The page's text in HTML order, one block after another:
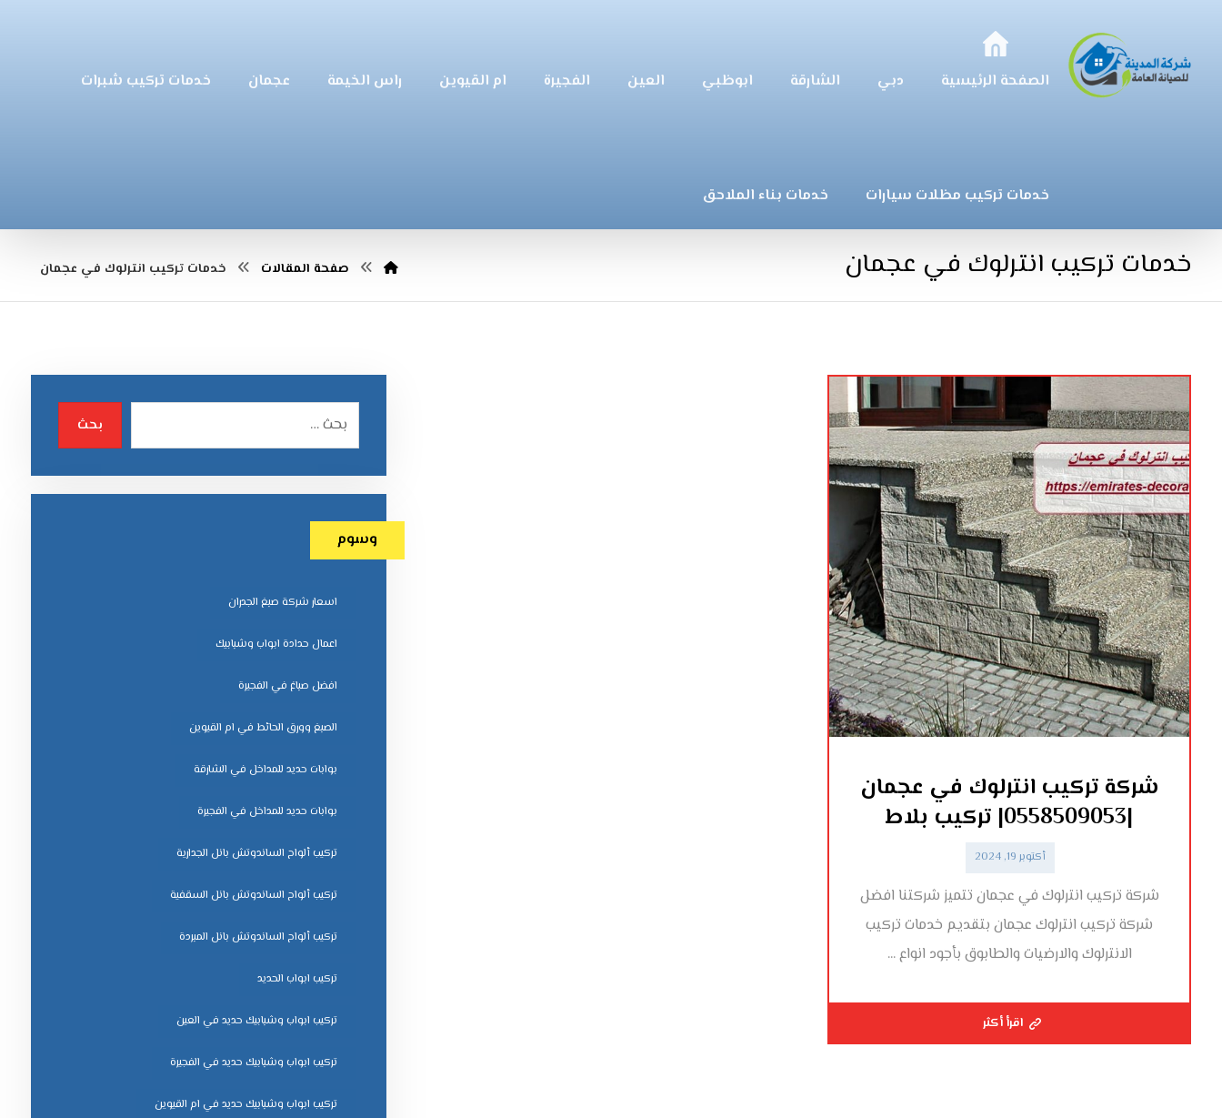
الصفحة الرئيسية دبي الشارقة ابوظبي العين الفجيرة ام القيوين راس الخيمة عجمان خدمات تركيب شبرات
خدمات تركيب مظلات سيارات خدمات بناء الملاحق
خدمات تركيب انترلوك في عجمان صفحة المقالات خدمات تركيب انترلوك في عجمان
شركة تركيب انترلوك في عجمان
|0558509053| تركيب بلاط
أكتوبر 19, 2024
شركة تركيب انترلوك في عجمان تتميز شركتنا افضل
شركة تركيب انترلوك عجمان بتقديم خدمات تركيب
الانترلوك والارضيات والطابوق بأجود انواع ...
اقرأ أكثر
بحث
وسوم
اسعار شركة صبغ الجدران
اعمال حدادة ابواب وشبابيك
افضل صباغ في الفجيرة
الصبغ وورق الحائط في ام القيوين
بوابات حديد للمداخل في الشارقة
بوابات حديد للمداخل في الفجيرة
تركيب ألواح الساندوتش بانل الجدارية
تركيب ألواح الساندوتش بانل السقفية
تركيب ألواح الساندوتش بانل المبردة
تركيب ابواب الحديد
تركيب ابواب وشبابيك حديد في العين
تركيب ابواب وشبابيك حديد في الفجيرة
تركيب ابواب وشبابيك حديد في ام القيوين